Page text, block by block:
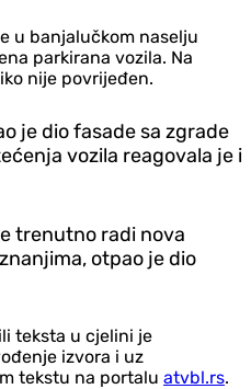
u banjalučkom naselju
parkirana vozila. Na
nije povrijeđen.
je dio fasade sa zgrade
vozila reagovala je i
trenutno radi nova
otpao je dio
teksta u cjelini je
izvora i uz
tekstu na portalu atvbl.rs.